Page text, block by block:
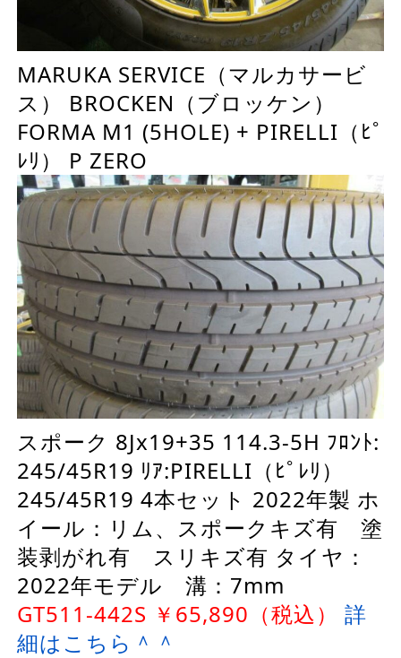
MARUKA SERVICE（マルカサービ
ス） BROCKEN（ブロッケン）
FORMA M1 (5HOLE) + PIRELLI（ﾋﾟ
ﾚﾘ） P ZERO
スポーク 8Jx19+35 114.3-5H ﾌﾛﾝﾄ:
245/45R19 ﾘｱ:PIRELLI（ﾋﾟﾚﾘ）
245/45R19 4本セット 2022年製 ホ
イール：リム、スポークキズ有 塗
装剥がれ有 スリキズ有 タイヤ：
2022年モデル 溝：7mm
GT511-442S ￥65,890（税込） 詳
細はこちら＾＾